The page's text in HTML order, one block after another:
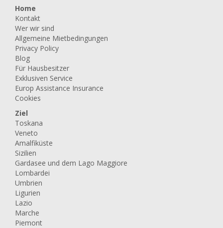
Home
Kontakt
Wer wir sind
Allgemeine Mietbedingungen
Privacy Policy
Blog
Für Hausbesitzer
Exklusiven Service
Europ Assistance Insurance
Cookies
Ziel
Toskana
Veneto
Amalfiküste
Sizilien
Gardasee und dem Lago Maggiore
Lombardei
Umbrien
Ligurien
Lazio
Marche
Piemont